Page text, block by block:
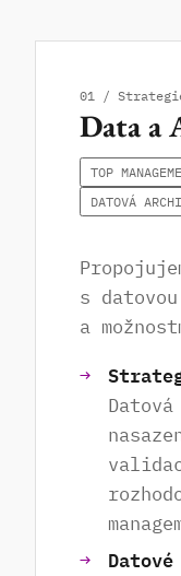
01 /
Data a
TOP
DATOVÁ
s
a